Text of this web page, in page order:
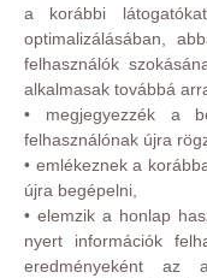
a korábbi
optimalizálásában,
felhasználók
alkalmasak továbbá
• megjegyezzék a
felhasználónak újra
• emlékeznek a
újra begépelni,
• elemzik a honlap
nyert információk
eredményeként az